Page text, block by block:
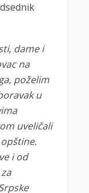
dame i
na
poželim
u
uveličali
i od